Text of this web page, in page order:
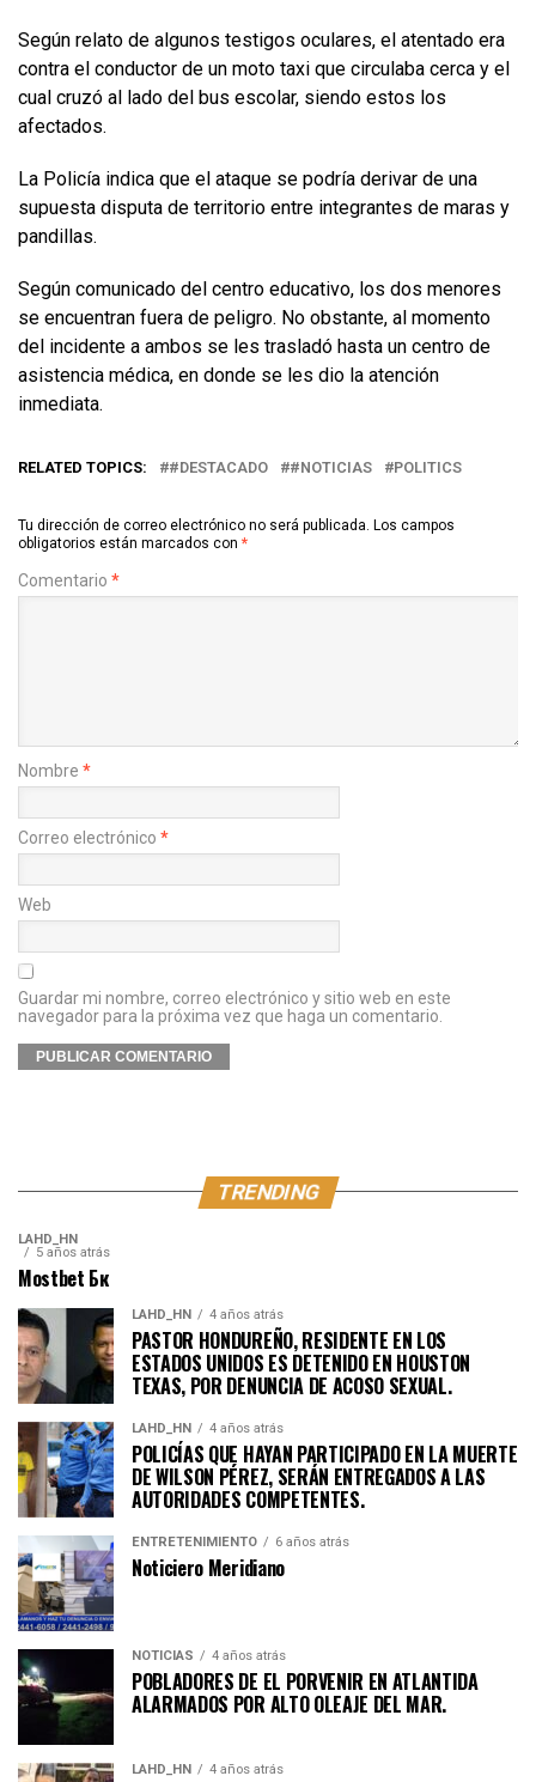
Según relato de algunos testigos oculares, el atentado era
contra el conductor de un moto taxi que circulaba cerca y el
cual cruzó al lado del bus escolar, siendo estos los
afectados.
La Policía indica que el ataque se podría derivar de una
supuesta disputa de territorio entre integrantes de maras y
pandillas.
Según comunicado del centro educativo, los dos menores
se encuentran fuera de peligro. No obstante, al momento
del incidente a ambos se les trasladó hasta un centro de
asistencia médica, en donde se les dio la atención
inmediata.
RELATED TOPICS: #DESTACADO #NOTICIAS POLITICS
Tu dirección de correo electrónico no será publicada. Los campos
obligatorios están marcados con *
Comentario *
Nombre *
Correo electrónico *
Web
Guardar mi nombre, correo electrónico y sitio web en este
navegador para la próxima vez que haga un comentario.
TRENDING
LAHD_HN
5 años atrás
Mostbet Бк
LAHD_HN 4 años atrás
PASTOR HONDUREÑO, RESIDENTE EN LOS
ESTADOS UNIDOS ES DETENIDO EN HOUSTON
TEXAS, POR DENUNCIA DE ACOSO SEXUAL.
LAHD_HN 4 años atrás
POLICÍAS QUE HAYAN PARTICIPADO EN LA MUERTE
DE WILSON PÉREZ, SERÁN ENTREGADOS A LAS
AUTORIDADES COMPETENTES.
ENTRETENIMIENTO 6 años atrás
Noticiero Meridiano
NOTICIAS 4 años atrás
POBLADORES DE EL PORVENIR EN ATLANTIDA
ALARMADOS POR ALTO OLEAJE DEL MAR.
LAHD_HN 4 años atrás